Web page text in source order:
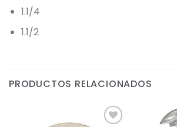
1.1/4
1.1/2
PRODUCTOS RELACIONADOS